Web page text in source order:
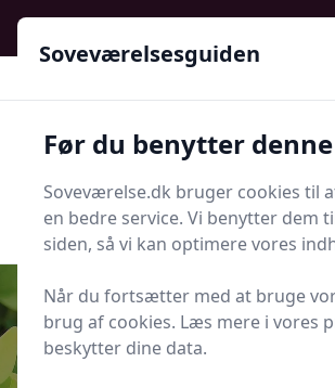
Søg nu
Søg nu
Udgivet i
Soveværelsesguiden
Før du benytter
Soveværelse.dk bruger cookies til
en bedre service. Vi benytter dem
siden, så vi kan optimere vores
Når du fortsætter med at bruge
brug af cookies. Læs mere i vores
beskytter dine data.